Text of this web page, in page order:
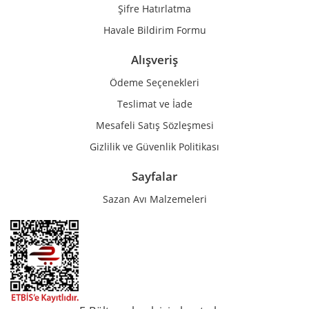
Şifre Hatırlatma
Havale Bildirim Formu
Alışveriş
Ödeme Seçenekleri
Teslimat ve İade
Mesafeli Satış Sözleşmesi
Gizlilik ve Güvenlik Politikası
Sayfalar
Sazan Avı Malzemeleri